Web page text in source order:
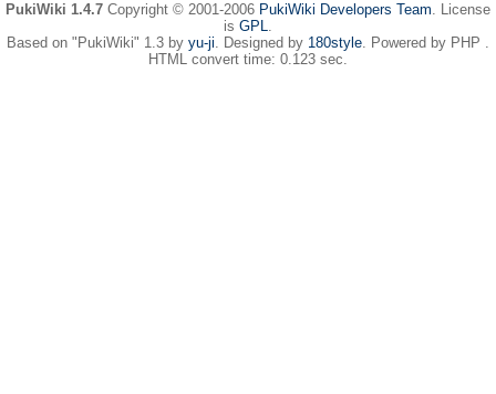
PukiWiki 1.4.7 Copyright © 2001-2006 PukiWiki Developers Team. License
is GPL.
Based on "PukiWiki" 1.3 by yu-ji. Designed by 180style. Powered by PHP .
HTML convert time: 0.123 sec.